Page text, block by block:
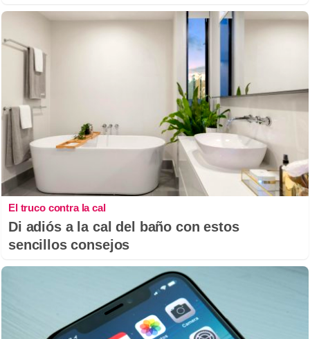
El truco contra la cal
Di adiós a la cal del baño con estos
sencillos consejos